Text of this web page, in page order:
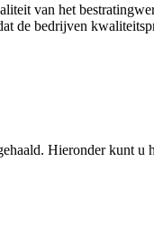
van het
de bedrijven
Hieronder kunt